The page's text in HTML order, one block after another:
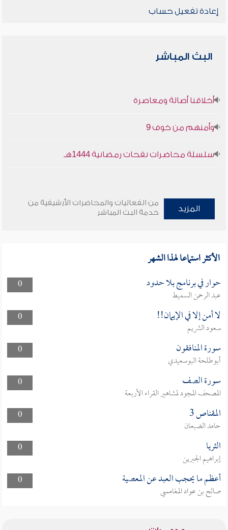
إعادة تفعيل حساب
البث المباشر
أخلاقنا أصالة ومعاصرة
وأمنهم من خوف 9
سلسلة محاضرات نفحات رمضانية 1444هـ
المزيد
من الفعاليات والمحاضرات الأرشيفية من
خدمة البث المباشر
الأكثر استماعا لهذا الشهر
0 حوار في برنامج بلا حدود
عبد الرحمن السميط
0
لا أمن إلا في الإيمان!!
سعود الشريم
0
سورة المنافقون
أبوطلحة البوسعيدي
0
سورة الصف
المصحف المجود لمشاهير القراء الأربعة
0
المقناص 3
حامد الضبعان
0
الثريا
إبراهيم الجبرين
0
أعظم ما يحجب العبد عن المعصية
صالح بن عواد المغامسي